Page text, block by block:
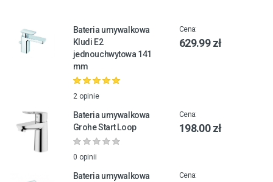
Bateria umywalkowa
Kludi E2
jednouchwytowa 141
mm
2 opinie
Cena:
629.99 zł
Bateria umywalkowa
Grohe Start Loop
0 opinii
Cena:
198.00 zł
Bateria umywalkowa
Cena: